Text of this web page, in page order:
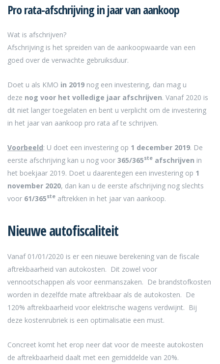
Pro rata-afschrijving in jaar van aankoop
Wat is afschrijven?
Afschrijving is het spreiden van de aankoopwaarde van een
goed over de verwachte gebruiksduur.
Doet u als KMO in 2019 nog een investering, dan mag u
deze nog voor het volledige jaar afschrijven. Vanaf 2020 is
dit niet langer toegelaten en bent u verplicht om de investering
in het jaar van aankoop pro rata af te schrijven.
Voorbeeld: U doet een investering op 1 december 2019. De
eerste afschrijving kan u nog voor 365/365ste afschrijven in
het boekjaar 2019. Doet u daarentegen een investering op 1
november 2020, dan kan u de eerste afschrijving nog slechts
voor 61/365ste aftrekken in het jaar van aankoop.
Nieuwe autofiscaliteit
Vanaf 01/01/2020 is er een nieuwe berekening van de fiscale
aftrekbaarheid van autokosten. Dit zowel voor
vennootschappen als voor eenmanszaken. De brandstofkosten
worden in dezelfde mate aftrekbaar als de autokosten. De
120% aftrekbaarheid voor elektrische wagens verdwijnt. Bij
deze kostenrubriek is een optimalisatie een must.
Concreet komt het erop neer dat voor de meeste autokosten
de aftrekbaarheid daalt met een gemiddelde van 20%.